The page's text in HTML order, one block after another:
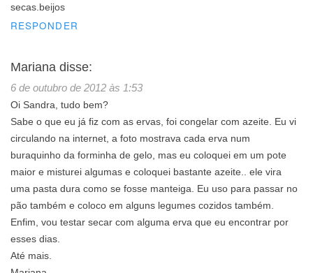
secas.beijos
RESPONDER
Mariana disse:
6 de outubro de 2012 às 1:53
Oi Sandra, tudo bem?
Sabe o que eu já fiz com as ervas, foi congelar com azeite. Eu vi
circulando na internet, a foto mostrava cada erva num
buraquinho da forminha de gelo, mas eu coloquei em um pote
maior e misturei algumas e coloquei bastante azeite.. ele vira
uma pasta dura como se fosse manteiga. Eu uso para passar no
pão também e coloco em alguns legumes cozidos também.
Enfim, vou testar secar com alguma erva que eu encontrar por
esses dias.
Até mais.